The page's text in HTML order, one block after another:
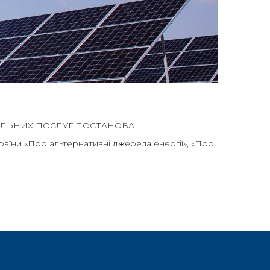
ПОСЛУГ ПОСТАНОВА
альтернативні джерела енергії», «Про